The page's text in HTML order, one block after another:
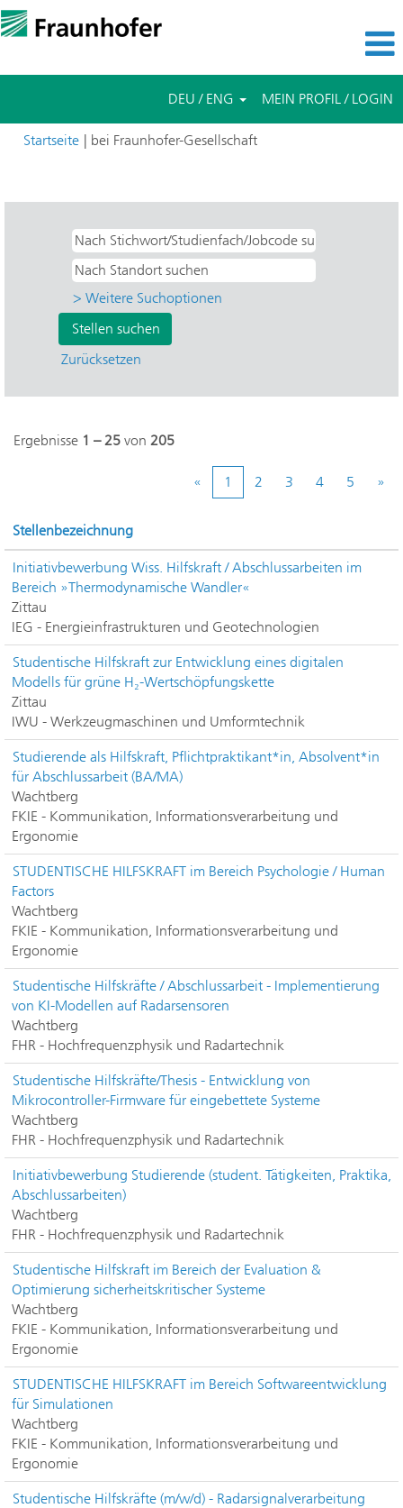
DEU / ENG MEIN PROFIL / LOGIN
Startseite | bei Fraunhofer-Gesellschaft(aktuelle
> Weitere Suchoptionen
Zurücksetzen
Ergebnisse 1 – 25 von 205
« 1 2 3 4 5 »
Stellenbezeichnung
Initiativbewerbung Wiss. Hilfskraft / Abschlussarbeiten im
Bereich »Thermodynamische Wandler«
Zittau
IEG - Energieinfrastrukturen und Geotechnologien
Studentische Hilfskraft zur Entwicklung eines digitalen
Modells für grüne H₂-Wertschöpfungskette
Zittau
IWU - Werkzeugmaschinen und Umformtechnik
Studierende als Hilfskraft, Pflichtpraktikant*in, Absolvent*in
für Abschlussarbeit (BA/MA)
Wachtberg
FKIE - Kommunikation, Informationsverarbeitung und
Ergonomie
STUDENTISCHE HILFSKRAFT im Bereich Psychologie / Human
Factors
Wachtberg
FKIE - Kommunikation, Informationsverarbeitung und
Ergonomie
Studentische Hilfskräfte / Abschlussarbeit - Implementierung
von KI-Modellen auf Radarsensoren
Wachtberg
FHR - Hochfrequenzphysik und Radartechnik
Studentische Hilfskräfte/Thesis - Entwicklung von
Mikrocontroller-Firmware für eingebettete Systeme
Wachtberg
FHR - Hochfrequenzphysik und Radartechnik
Initiativbewerbung Studierende (student. Tätigkeiten, Praktika,
Abschlussarbeiten)
Wachtberg
FHR - Hochfrequenzphysik und Radartechnik
Studentische Hilfskraft im Bereich der Evaluation &
Optimierung sicherheitskritischer Systeme
Wachtberg
FKIE - Kommunikation, Informationsverarbeitung und
Ergonomie
STUDENTISCHE HILFSKRAFT im Bereich Softwareentwicklung
für Simulationen
Wachtberg
FKIE - Kommunikation, Informationsverarbeitung und
Ergonomie
Studentische Hilfskräfte (m/w/d) - Radarsignalverarbeitung